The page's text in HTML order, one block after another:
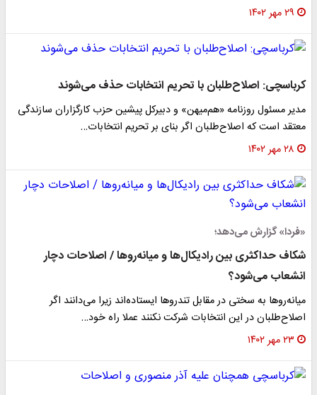
۲۹ مهر ۱۴۰۲
کرباسچی: اصلاح‌طلبان با تحریم انتخابات حذف می‌شوند
مدیر مسئول روزنامه «هم‌میهن» و دبیرکل پیشین حزب کارگزاران سازندگی
معتقد است که اصلاح‌طلبان اگر بنای بر تحریم انتخابات…
۲۸ مهر ۱۴۰۲
«فردا» گزارش می‌دهد؛
شکاف حداکثری بین رادیکال‌ها و میانه‌روها / اصلاحات دچار
انشعاب می‌شود؟
میانه‌روها به سختی در مقابل تندروها ایستاده‌اند زیرا می‌دانند اگر
اصلاح‌طلبان در این انتخابات شرکت نکنند عملا راه خود…
۲۳ مهر ۱۴۰۲